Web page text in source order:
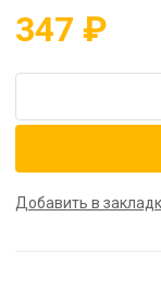
347 ₽
Муфта
"Ostendorf"
Добавить в